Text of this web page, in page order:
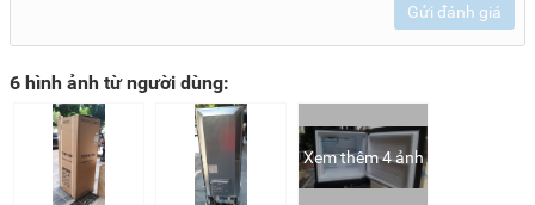
Bộ lọc Pure Bio có cấu tạo từ gốm Ceramic và được phủ lớp
tinh thể Bạc (Ag+) cung cấp khả năng loại bỏ triệt để các
mùi khó chịu từ thực phẩm có gốc Sulfur và Nitrogen, giúp
khử mùi, diệt khuẩn mạnh mẽ trong suốt thời gian dùng tủ.
Gửi đánh giá
6 hình ảnh từ người dùng:
Xem thêm 4 ảnh